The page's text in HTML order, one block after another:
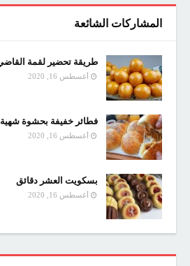
المشاركات الشائعة
طريقة تحضير لقمة القاضي
أغسطس 16, 2020
فطائر خفيفة بحشوة شهية
أغسطس 16, 2020
بسكويت العشر دقائق
أغسطس 16, 2020